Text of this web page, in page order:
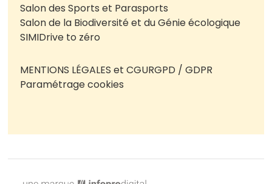
Salon des Sports et Parasports
Salon de la Biodiversité et du Génie écologique
SIMIDrive to zéro
MENTIONS LÉGALES et CGURGPD / GDPR
Paramétrage cookies